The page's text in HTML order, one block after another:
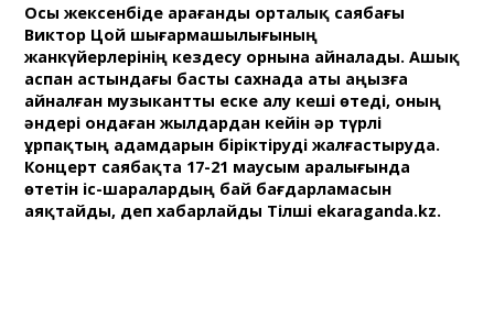
Осы жексенбіде Қарағанды орталық саябағы
Виктор Цой шығармашылығының
жанкүйерлерінің кездесу орнына айналады. Ашық
аспан астындағы басты сахнада аты аңызға
айналған музыкантты еске алу кеші өтеді, оның
әндері ондаған жылдардан кейін әр түрлі
ұрпақтың адамдарын біріктіруді жалғастыруда.
Концерт саябақта 17-21 маусым аралығында
өтетін іс-шаралардың бай бағдарламасын
аяқтайды, деп хабарлайды Тілші ekaraganda.kz.